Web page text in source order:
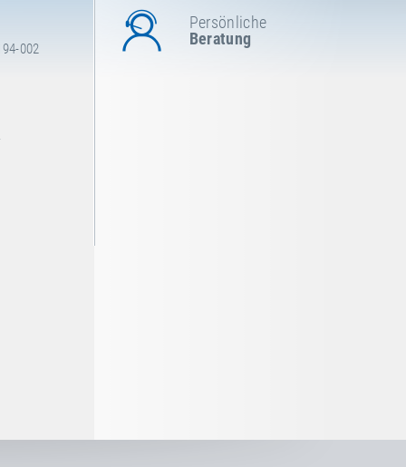
002
Persönliche
Beratung